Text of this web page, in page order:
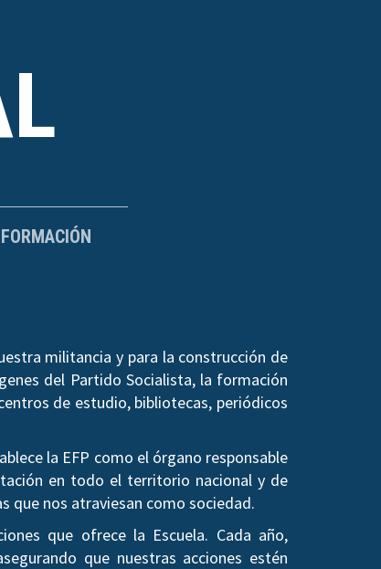
FORMACIÓN
militancia y para la construcción de
del Partido Socialista, la formación
de estudio, bibliotecas, periódicos
la EFP como el órgano responsable
en todo el territorio nacional y de
que nos atraviesan como sociedad.
que ofrece la Escuela. Cada año,
que nuestras acciones estén